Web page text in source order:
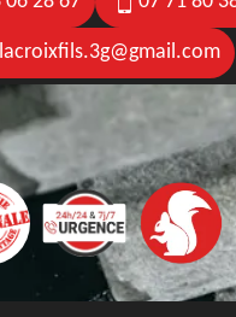
lacroixfils.3g@gmail.com